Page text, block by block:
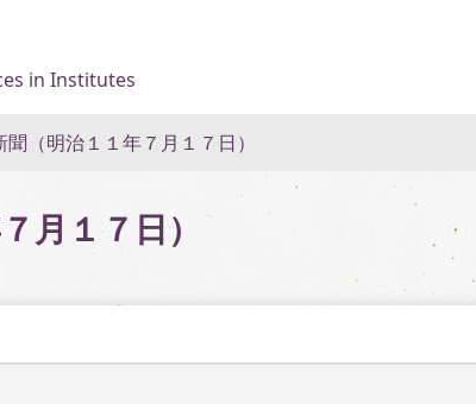
in Institutes
（明治１１年７月１７日）
月１７日）